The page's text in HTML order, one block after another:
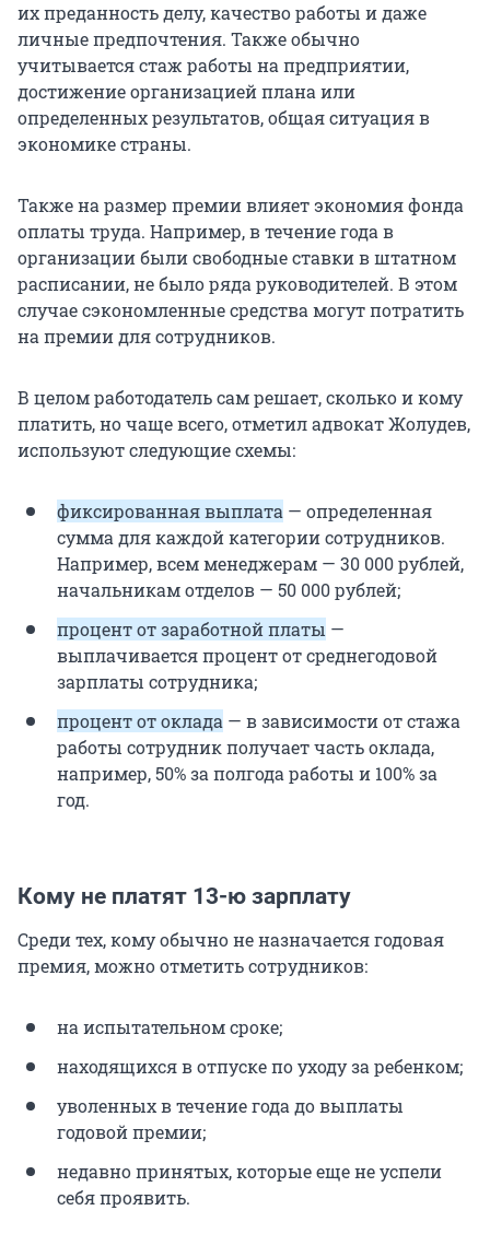
их преданность делу, качество работы и даже
личные предпочтения. Также обычно
учитывается стаж работы на предприятии,
достижение организацией плана или
определенных результатов, общая ситуация в
экономике страны.
Также на размер премии влияет экономия фонда
оплаты труда. Например, в течение года в
организации были свободные ставки в штатном
расписании, не было ряда руководителей. В этом
случае сэкономленные средства могут потратить
на премии для сотрудников.
В целом работодатель сам решает, сколько и кому
платить, но чаще всего, отметил адвокат Жолудев,
используют следующие схемы:
фиксированная выплата — определенная
сумма для каждой категории сотрудников.
Например, всем менеджерам — 30 000 рублей,
начальникам отделов — 50 000 рублей;
процент от заработной платы —
выплачивается процент от среднегодовой
зарплаты сотрудника;
процент от оклада — в зависимости от стажа
работы сотрудник получает часть оклада,
например, 50% за полгода работы и 100% за
год.
Кому не платят 13-ю зарплату
Среди тех, кому обычно не назначается годовая
премия, можно отметить сотрудников:
на испытательном сроке;
находящихся в отпуске по уходу за ребенком;
уволенных в течение года до выплаты
годовой премии;
недавно принятых, которые еще не успели
себя проявить.